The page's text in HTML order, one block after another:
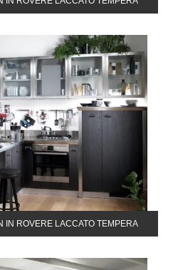
IN ROVERE LACCATO TEMPERA